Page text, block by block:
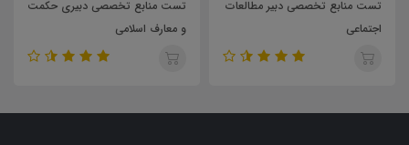
تست منابع تخصصی دبیر مطالعات
اجتماعی
تست منابع تخصصی دبیری حکمت
و معارف اسلامی